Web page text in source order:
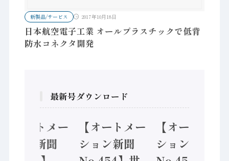
新製品/サービス 2017年10月18日
日本航空電子工業 オールプラスチックで低背
防水コネクタ開発
最新号ダウンロード
【オートメー
ション新聞
【オートメー
ション新聞
【オートメー
ション新聞